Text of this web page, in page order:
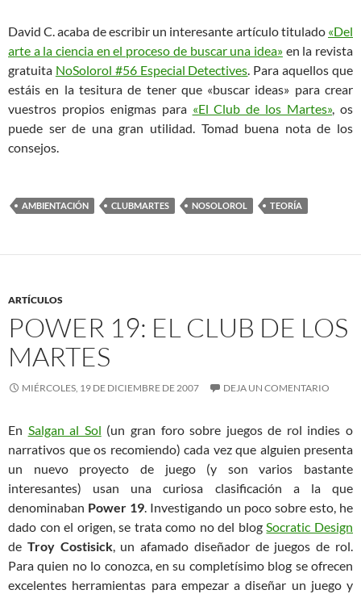
David C. acaba de escribir un interesante artículo titulado «Del
arte a la ciencia en el proceso de buscar una idea»en la revista
gratuita NoSolorol #56 Especial Detectives. Para aquellos que
estáis en la tesitura de tener que «buscar ideas» para crear
vuestros propios enigmas para «El Club de los Martes», os
puede ser de una gran utilidad. Tomad buena nota de los
consejos.
AMBIENTACIÓN CLUBMARTES NOSOLOROL TEORÍA
ARTÍCULOS
POWER 19: EL CLUB DE LOS
MARTES
MIÉRCOLES, 19 DE DICIEMBRE DE 2007 DEJA UN COMENTARIO
En Salgan al Sol (un gran foro sobre juegos de rol indies o
narrativos que os recomiendo) cada vez que alguien presenta
un nuevo proyecto de juego (y son varios bastante
interesantes) usan una curiosa clasificación a la que
denominaban Power 19. Investigando un poco sobre esto, he
dado con el origen, se trata como no del blogSocratic Design
de Troy Costisick, un afamado diseñador de juegos de rol.
Para quien no lo conozca, en su completísimo blog se ofrecen
excelentes herramientas para empezar a diseñar un juego y